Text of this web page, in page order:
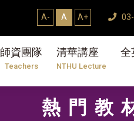
A- A A+
師資團隊
Teachers
清華講座
NTHU Lecture
全
熱門教